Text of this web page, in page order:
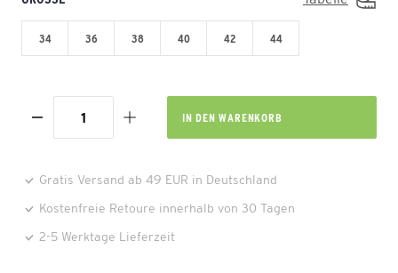
34 36 38 40 42 44
IN DEN WARENKORB
Gratis Versand ab 49 EUR in Deutschland
Kostenfreie Retoure innerhalb von 30 Tagen
2-5 Werktage Lieferzeit